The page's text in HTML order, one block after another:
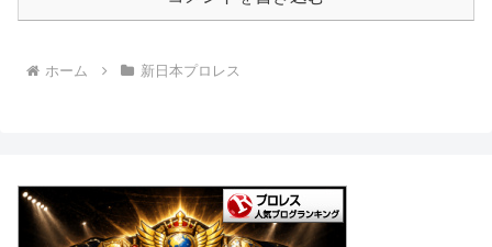
ホーム 新日本プロレス